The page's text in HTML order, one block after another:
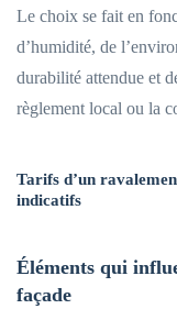
Le choix se fait en
d’humidité, de
durabilité attendue et
règlement local ou la
Tarifs d’un
indicatifs
Éléments qui
façade